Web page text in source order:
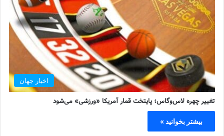
اخبار جهان
تغییر چهره لاس‌وگاس؛ پایتخت قمار آمریکا «ورزشی» می‌شود
بیشتر بخوانید »